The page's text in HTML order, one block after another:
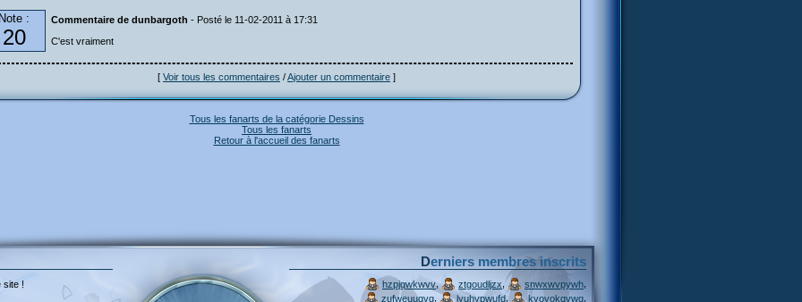
Note :
20
Commentaire de dunbargoth - Posté le 11-02-2011 à 17:31
C'est vraiment
[ Voir tous les commentaires /Ajouter un commentaire ]
Tous les fanarts de la catégorie Dessins
Tous les fanarts
Retour à l'accueil des fanarts
site !
Derniers membres inscrits
hzpjqwkwvv, ztgoudljzx , snwxwvpywh
zufweuuqvg
lyuhypwufd , kvovokqvwq